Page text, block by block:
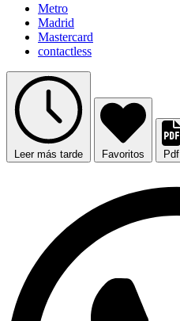
Metro
Madrid
Mastercard
contactless
Leer más tarde Favoritos Pdf